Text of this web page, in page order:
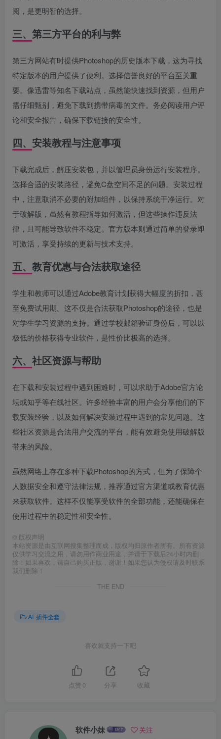
阅，是更明智的选择。
三、第三方平台的利与弊
第三方网站有时提供Photoshop的历史版本下载，这为寻找
特定版本的用户提供了便利。选择信誉良好的平台至关重
要。像迅雷等知名下载站点，虽然能快速找到资源，但用户
需仔细甄别，避免下载到携带病毒的文件。务必阅读用户评
论和安全报告，确保下载链接的安全性。
四、安装教程与注意事项
下载完成后，解压安装包，并以管理员身份运行安装程序。
选择合适的安装路径，避免C盘空间不足的问题。安装过程
中，注意取消不必要的附加组件，以保持系统干净运行。对
于破解版，虽然有教程指导如何激活，但这些操作违反法
律，且可能导致软件不稳定。官方版本则通过简单的登录即
可激活，享受持续的更新与技术支持。
五、教育优惠与合法获取途径
学生和教师可以通过Adobe教育计划获得大幅度的折扣，甚
至免费试用期。这不仅是合法获取Photoshop的途径，也是
对学生学习资源的支持。通过学校邮箱验证身份后，可以以
极低的价格获得专业软件，是性价比极高的选择。
六、社区资源与帮助
在下载和安装过程中遇到困难时，可以求助于Adobe官方论
坛或知乎等在线社区。许多经验丰富的用户会分享他们的下
载安装经验，以及如何解决安装过程中遇到的常见问题。这
些社区资源是合法用户交流的平台，能有效避免使用破解版
带来的风险。
虽然网络上存在多种下载Photoshop的方式，但为了保障个
人数据安全和遵守法律法规，推荐通过官方渠道或教育优惠
来获取软件。这样不仅能享受软件的全部功能，还能确保在
使用过程中的稳定性和安全性。
© 版权声明
本站资源是由互联网搜集整理而成，版权均归原作者所有。所有资源
仅供学习交流之用，请勿用作商业用途，并请于下载后24小时内删
除！如果喜欢，请自己购买正版，谢谢！如果您认为侵权请及时联系
我们删除！
THE END
AE插件全套
喜欢就支持一下吧
点赞 0 分享 收藏
软件小妹 关注